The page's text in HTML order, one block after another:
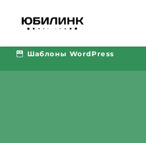
Шаблоны WordPress